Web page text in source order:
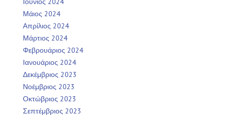
Μάιος 2024
Απρίλιος 2024
Μάρτιος 2024
Φεβρουάριος 2024
Ιανουάριος 2024
Δεκέμβριος 2023
Νοέμβριος 2023
Οκτώβριος 2023
Σεπτέμβριος 2023